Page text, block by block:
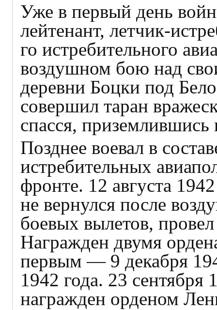
Уже в первый день
лейтенант, летчик-
го истребительного
воздушном бою над
деревни Боцки под
совершил таран
спасся,
Позднее воевал в
истребительных
фронте. 12 августа
не вернулся после
боевых вылетов,
Награжден двумя
первым — 9 декабря
1942 года. 23 сентября
награжден орденом